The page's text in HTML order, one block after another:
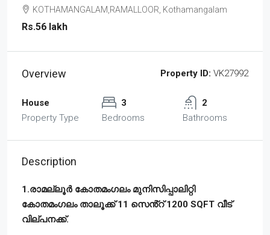
KOTHAMANGALAM,RAMALLOOR, Kothamangalam
Rs.56 lakh
Overview Property ID: VK27992
House
Property Type
3
Bedrooms
2
Bathrooms
Description
1.രാമല്ലൂർ കോതമംഗലം മുനിസിപ്പാലിറ്റി
കോതമംഗലം താലൂക്ക് 11 സെൻ്റ് 1200 SQFT വീട്
വില്പനക്ക്.